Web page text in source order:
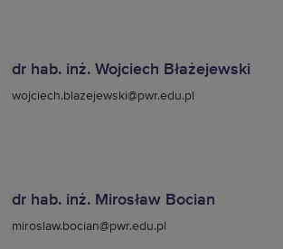
dr hab. inż. Wojciech Błażejewski
wojciech.blazejewski@pwr.edu.pl
dr hab. inż. Mirosław Bocian
miroslaw.bocian@pwr.edu.pl